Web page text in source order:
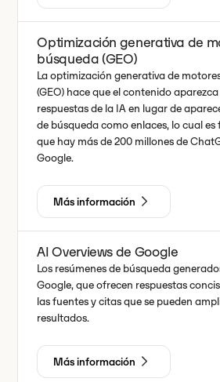
Optimización generativa de
búsqueda (GEO)
La optimización generativa de
(GEO) hace que el contenido
respuestas de la IA en lugar de
de búsqueda como enlaces, lo cual
que hay más de 200 millones de
Google.
Más información
AI Overviews de Google
Los resúmenes de búsqueda
Google, que ofrecen respuestas
las fuentes y citas que se pueden
resultados.
Más información